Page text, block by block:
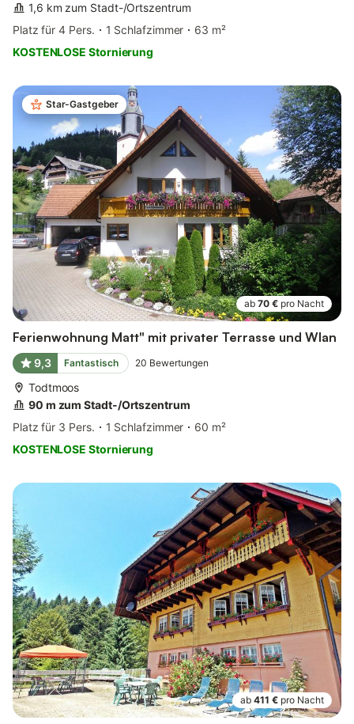
1,6 km zum Stadt-/Ortszentrum
Platz für 4 Pers.
1 Schlafzimmer
63 m²
KOSTENLOSE Stornierung
Star-Gastgeber
ab 70 € pro Nacht
Ferienwohnung Matt" mit privater Terrasse und Wlan
9,3 Fantastisch 20 Bewertungen
Todtmoos
90 m zum Stadt-/Ortszentrum
Platz für 3 Pers.
1 Schlafzimmer
60 m²
KOSTENLOSE Stornierung
ab 411 € pro Nacht